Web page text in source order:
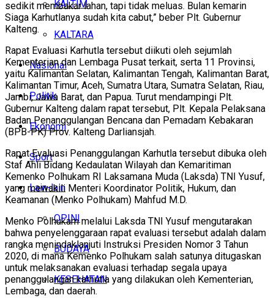
KALTIM
KALTARA
Nasional
Politik
Ekonomi
Sport
Lain-lain
OPINI
BUDAYA
KESEHATAN
sedikit membakar lahan, tapi tidak meluas. Bulan kemarin
Siaga Karhutlanya sudah kita cabut,” beber Plt. Gubernur
Kalteng.
Rapat Evaluasi Karhutla tersebut diikuti oleh sejumlah
Kementerian dan Lembaga Pusat terkait, serta 11 Provinsi,
yaitu Kalimantan Selatan, Kalimantan Tengah, Kalimantan Barat,
Kalimantan Timur, Aceh, Sumatra Utara, Sumatra Selatan, Riau,
Jambi, Jawa Barat, dan Papua. Turut mendampingi Plt.
Gubernur Kalteng dalam rapat tersebut, Plt. Kepala Pelaksana
Badan Penanggulangan Bencana dan Pemadam Kebakaran
(BPB-PK) Prov. Kalteng Darliansjah.
Rapat Evaluasi Penanggulangan Karhutla tersebut dibuka oleh
Staf Ahli Bidang Kedaulatan Wilayah dan Kemaritiman
Kemenko Polhukam RI Laksamana Muda (Laksda) TNI Yusuf,
yang mewakili Menteri Koordinator Politik, Hukum, dan
Keamanan (Menko Polhukam) Mahfud M.D.
Menko Polhukam melalui Laksda TNI Yusuf mengutarakan
bahwa penyelenggaraan rapat evaluasi tersebut adalah dalam
rangka menindaklanjuti Instruksi Presiden Nomor 3 Tahun
2020, di mana Kemenko Polhukam salah satunya ditugaskan
untuk melaksanakan evaluasi terhadap segala upaya
penanggulangan karhutla yang dilakukan oleh Kementerian,
Lembaga, dan daerah.